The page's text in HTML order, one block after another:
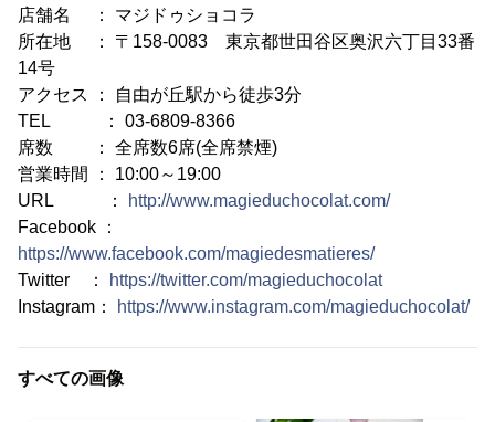
店舗名 ： マジドゥショコラ
所在地 ： 〒158-0083 東京都世田谷区奥沢六丁目33番
14号
アクセス ： 自由が丘駅から徒歩3分
TEL ： 03-6809-8366
席数 ： 全席数6席(全席禁煙)
営業時間 ： 10:00～19:00
URL ：
http://www.magieduchocolat.com/
Facebook ：
https://www.facebook.com/magiedesmatieres/
Twitter ：
https://twitter.com/magieduchocolat
Instagram：
https://www.instagram.com/magieduchocolat/
すべての画像